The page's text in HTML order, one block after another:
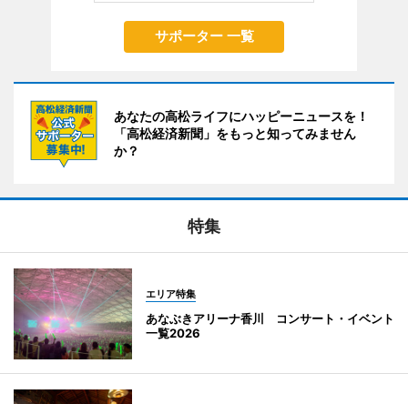
サポーター 一覧
あなたの高松ライフにハッピーニュースを！
「高松経済新聞」をもっと知ってみません
か？
特集
エリア特集
あなぶきアリーナ香川 コンサート・イベント
一覧2026